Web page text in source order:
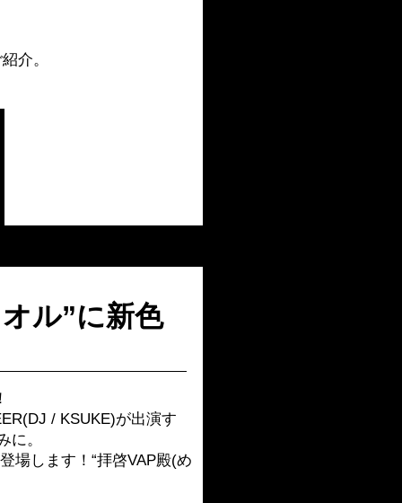
介。
ル”に新色
/ KSUKE)が出演す
に。
場します！“拝啓VAP殿(め